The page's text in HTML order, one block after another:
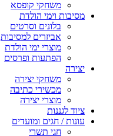
משחקי קופסא
מסיבות וימי הולדת
בלונים וסרטים
אביזרים למסיבות
מוצרי ימי הולדת
הפתעות ופרסים
יצירה
משחקי יצירה
מכשירי כתיבה
מוצרי יצירה
ציוד לגננות
עונות / חגים ומועדים
חגי תשרי